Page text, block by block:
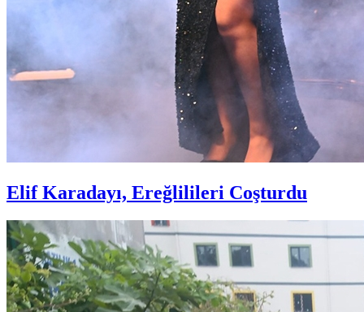
Elif Karadayı, Ereğlilileri Coşturdu